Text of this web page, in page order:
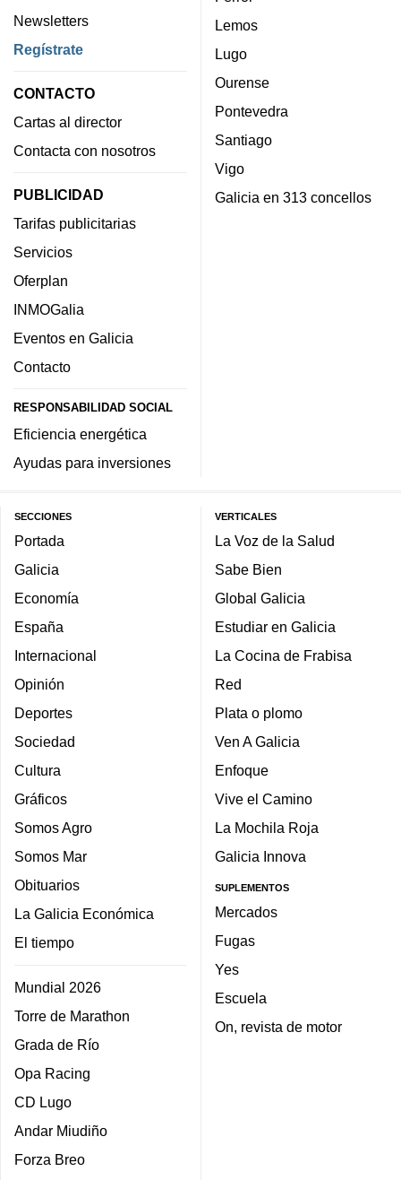
Newsletters
Regístrate
CONTACTO
Cartas al director
Contacta con nosotros
PUBLICIDAD
Tarifas publicitarias
Servicios
Oferplan
INMOGalia
Eventos en Galicia
Contacto
RESPONSABILIDAD SOCIAL
Eficiencia energética
Ayudas para inversiones
Lemos
Lugo
Ourense
Pontevedra
Santiago
Vigo
Galicia en 313 concellos
SECCIONES
Portada
Galicia
Economía
España
Internacional
Opinión
Deportes
Sociedad
Cultura
Gráficos
Somos Agro
Somos Mar
Obituarios
La Galicia Económica
El tiempo
Mundial 2026
Torre de Marathon
Grada de Río
Opa Racing
CD Lugo
Andar Miudiño
Forza Breo
VERTICALES
La Voz de la Salud
Sabe Bien
Global Galicia
Estudiar en Galicia
La Cocina de Frabisa
Red
Plata o plomo
Ven A Galicia
Enfoque
Vive el Camino
La Mochila Roja
Galicia Innova
SUPLEMENTOS
Mercados
Fugas
Yes
Escuela
On, revista de motor